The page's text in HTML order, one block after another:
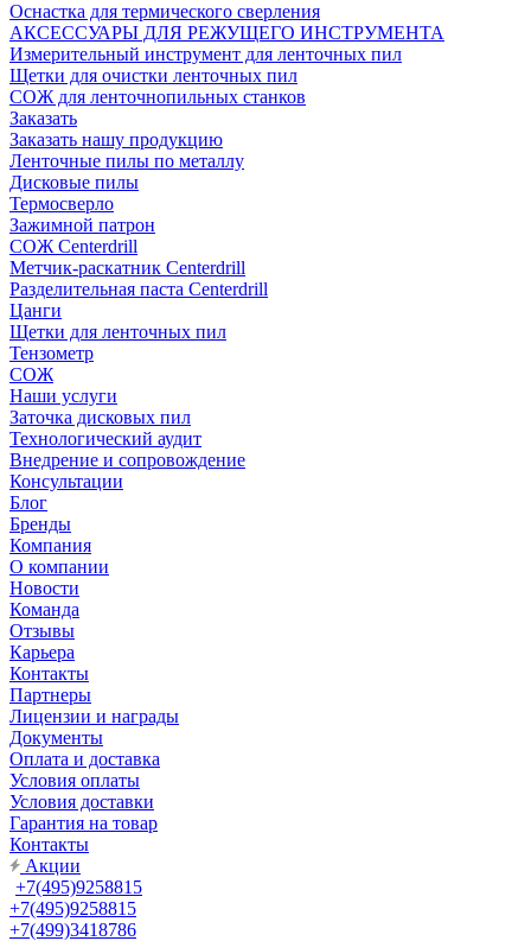
Оснастка для термического сверления
АКСЕССУАРЫ ДЛЯ РЕЖУЩЕГО ИНСТРУМЕНТА
Измерительный инструмент для ленточных пил
Щетки для очистки ленточных пил
СОЖ для ленточнопильных станков
Заказать
Заказать нашу продукцию
Ленточные пилы по металлу
Дисковые пилы
Термосверло
Зажимной патрон
СОЖ Centerdrill
Метчик-раскатник Centerdrill
Разделительная паста Centerdrill
Цанги
Щетки для ленточных пил
Тензометр
СОЖ
Наши услуги
Заточка дисковых пил
Технологический аудит
Внедрение и сопровождение
Консультации
Блог
Бренды
Компания
О компании
Новости
Команда
Отзывы
Карьера
Контакты
Партнеры
Лицензии и награды
Документы
Оплата и доставка
Условия оплаты
Условия доставки
Гарантия на товар
Контакты
Акции
+7(495)9258815
+7(495)9258815
+7(499)3418786